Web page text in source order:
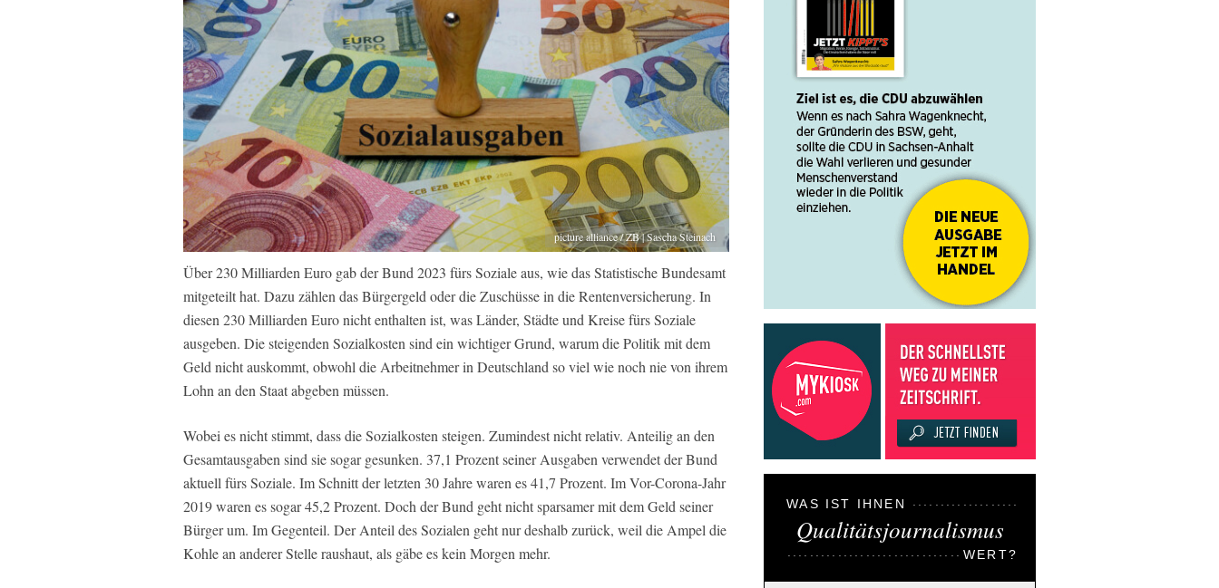
picture alliance / ZB | Sascha Steinach
Über 230 Milliarden Euro gab der Bund 2023 fürs Soziale aus, wie das Statistische Bundesamt
mitgeteilt hat. Dazu zählen das Bürgergeld oder die Zuschüsse in die Rentenversicherung. In
diesen 230 Milliarden Euro nicht enthalten ist, was Länder, Städte und Kreise fürs Soziale
ausgeben. Die steigenden Sozialkosten sind ein wichtiger Grund, warum die Politik mit dem
Geld nicht auskommt, obwohl die Arbeitnehmer in Deutschland so viel wie noch nie von ihrem
Lohn an den Staat abgeben müssen.
Wobei es nicht stimmt, dass die Sozialkosten steigen. Zumindest nicht relativ. Anteilig an den
Gesamtausgaben sind sie sogar gesunken. 37,1 Prozent seiner Ausgaben verwendet der Bund
aktuell fürs Soziale. Im Schnitt der letzten 30 Jahre waren es 41,7 Prozent. Im Vor-Corona-Jahr
2019 waren es sogar 45,2 Prozent. Doch der Bund geht nicht sparsamer mit dem Geld seiner
Bürger um. Im Gegenteil. Der Anteil des Sozialen geht nur deshalb zurück, weil die Ampel die
Kohle an anderer Stelle raushaut, als gäbe es kein Morgen mehr.
WAS IST IHNEN
Qualitätsjournalismus
WERT?